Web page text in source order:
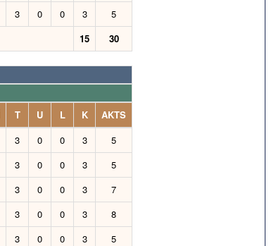
3 0 0 3
5
15 30
T U L K
AKTS
3 0 0 3
5
3 0 0 3
5
3 0 0 3
7
3 0 0 3
8
3 0 0 3
5